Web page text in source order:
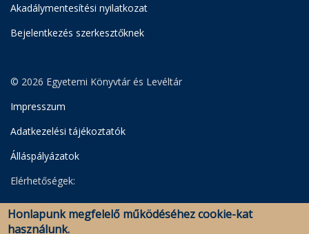
Akadálymentesítési nyilatkozat
Bejelentkezés szerkesztőknek
© 2026 Egyetemi Könyvtár és Levéltár
Impresszum
Adatkezelési tájékoztatók
Álláspályázatok
Elérhetőségek:
Egyetemi Könyvtár
Levéltár
Honlapunk megfelelő működéséhez cookie-kat
használunk.